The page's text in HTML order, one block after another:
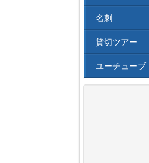
名刺
貸切ツアー
ユーチューブ